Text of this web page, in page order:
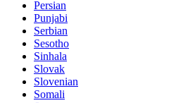
Persian
Punjabi
Serbian
Sesotho
Sinhala
Slovak
Slovenian
Somali